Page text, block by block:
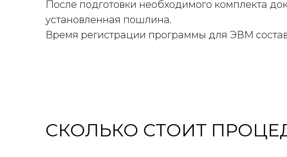
После подготовки необходимого комплекта
установленная пошлина.
Время регистрации программы для ЭВМ
СКОЛЬКО СТОИТ